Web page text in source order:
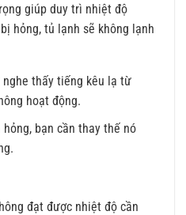
giúp duy trì nhiệt độ
hỏng, tủ lạnh sẽ không lạnh
thấy tiếng kêu lạ từ
hoạt động.
bạn cần thay thế nó
đạt được nhiệt độ cần